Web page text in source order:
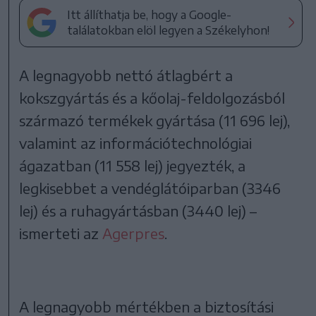
Itt állíthatja be, hogy a Google-
találatokban elöl legyen a Székelyhon!
A legnagyobb nettó átlagbért a
kokszgyártás és a kőolaj-feldolgozásból
származó termékek gyártása (11 696 lej),
valamint az információtechnológiai
ágazatban (11 558 lej) jegyezték, a
legkisebbet a vendéglátóiparban (3346
lej) és a ruhagyártásban (3440 lej) –
ismerteti az Agerpres
A legnagyobb mértékben a biztosítási